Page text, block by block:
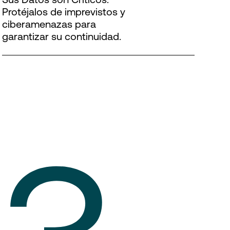
Protéjalos de imprevistos y
ciberamenazas para
garantizar su continuidad.